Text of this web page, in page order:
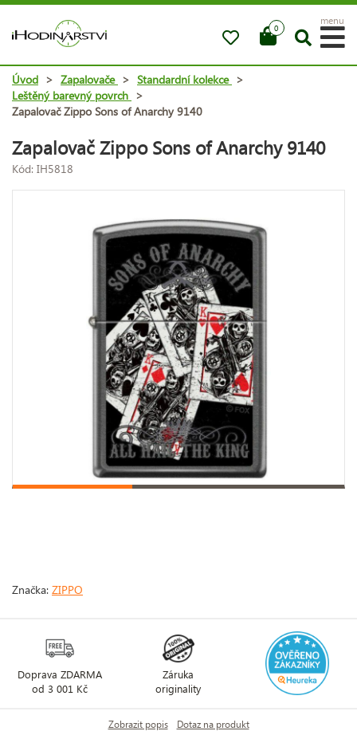
0
menu
Úvod > Zapalovače > Standardní kolekce >
Leštěný barevný povrch >
Zapalovač Zippo Sons of Anarchy 9140
Zapalovač Zippo Sons of Anarchy 9140
Kód: IH5818
Značka: ZIPPO
Doprava ZDARMA
od 3 001 Kč
Záruka
originality
Zobrazit popis Dotaz na produkt